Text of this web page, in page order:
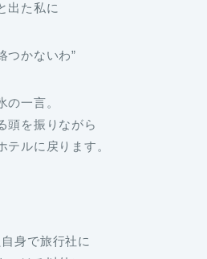
出た私に
つかないわ”
の一言。
頭を振りながら
テルに戻ります。
身で旅行社に